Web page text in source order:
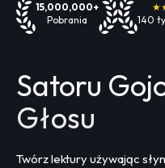
15,000,000+
Pobrania
140
Satoru
Głosu
Twórz lektury używając